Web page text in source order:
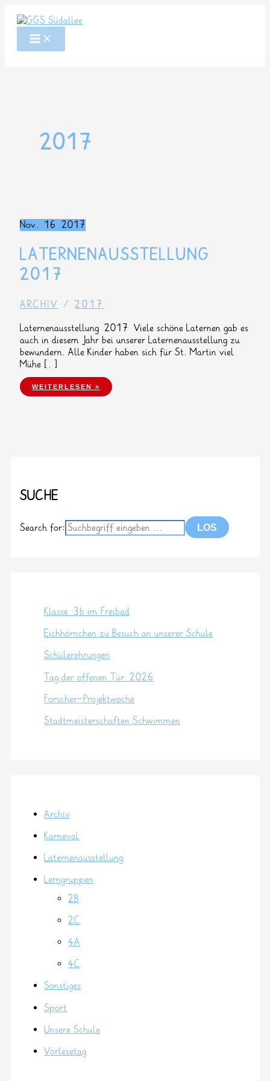
Inhalt
springen
2017
Nov. 16 2017
LATERNENAUSSTELLUNG
2017
ARCHIV /2017
Laternenausstellung 2017 Viele schöne Laternen gab es
auch in diesem Jahr bei unserer Laternenausstellung zu
bewundern. Alle Kinder haben sich für St. Martin viel
Mühe […]
WEITERLESEN »
SUCHE
Search for:
Klasse 3b im Freibad
Eichhörnchen zu Besuch an unserer Schule
Schülerehrungen
Tag der offenen Tür 2026
Forscher-Projektwoche
Stadtmeisterschaften Schwimmen
Archiv
Karneval
Laternenausstellung
Lerngruppen
2B
2C
4A
4C
Sonstiges
Sport
Unsere Schule
Vorlesetag